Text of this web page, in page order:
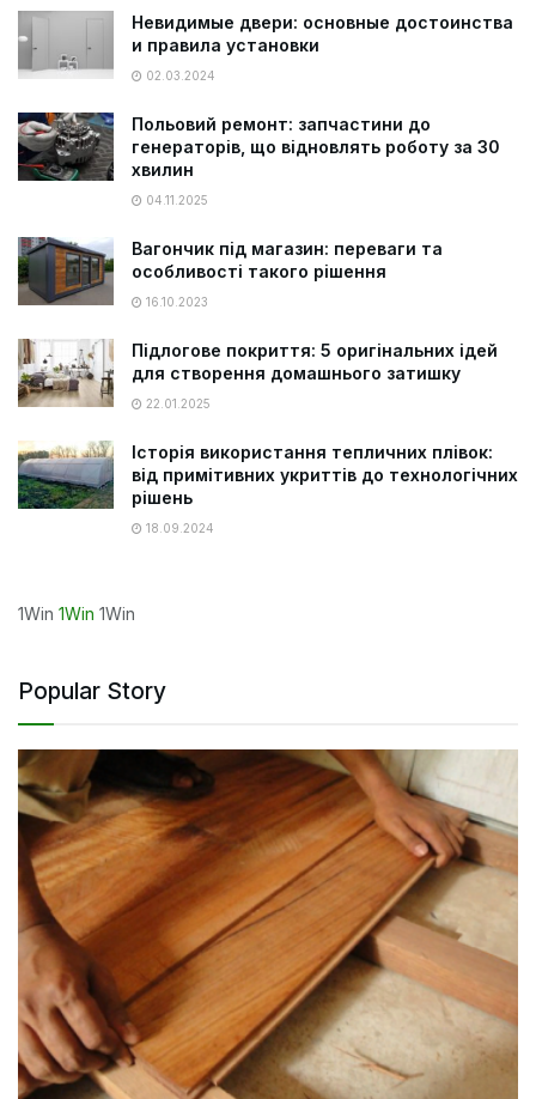
Невидимые двери: основные достоинства
и правила установки
02.03.2024
Польовий ремонт: запчастини до
генераторів, що відновлять роботу за 30
хвилин
04.11.2025
Вагончик під магазин: переваги та
особливості такого рішення
16.10.2023
Підлогове покриття: 5 оригінальних ідей
для створення домашнього затишку
22.01.2025
Історія використання тепличних плівок:
від примітивних укриттів до технологічних
рішень
18.09.2024
1Win 1Win 1Win
Popular Story